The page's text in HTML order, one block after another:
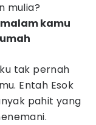
mulia?
kamu
tak pernah
Entah Esok
pahit yang